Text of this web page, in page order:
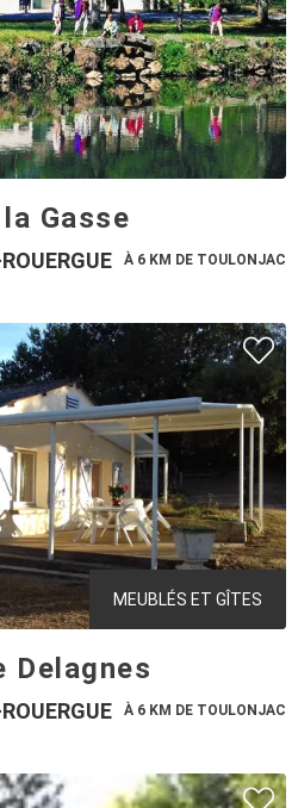
Gasse
À 6 KM DE TOULONJAC
MEUBLÉS ET GÎTES
Delagnes
À 6 KM DE TOULONJAC